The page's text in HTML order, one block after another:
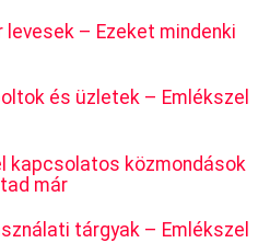
– Ezeket mindenki
és üzletek – Emlékszel
kapcsolatos közmondások
már
tárgyak – Emlékszel